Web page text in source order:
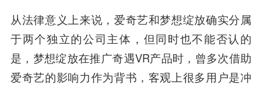
从法律意义上来说，爱奇艺和梦想绽放确实分属
于两个独立的公司主体，但同时也不能否认的
是，梦想绽放在推广奇遇VR产品时，曾多次借助
爱奇艺的影响力作为背书，客观上很多用户是冲